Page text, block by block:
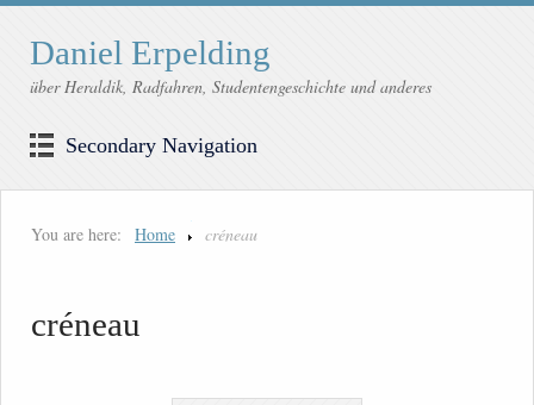
Daniel Erpelding
über Heraldik, Radfahren, Studentengeschichte und anderes
Secondary Navigation
You are here: Home créneau
créneau